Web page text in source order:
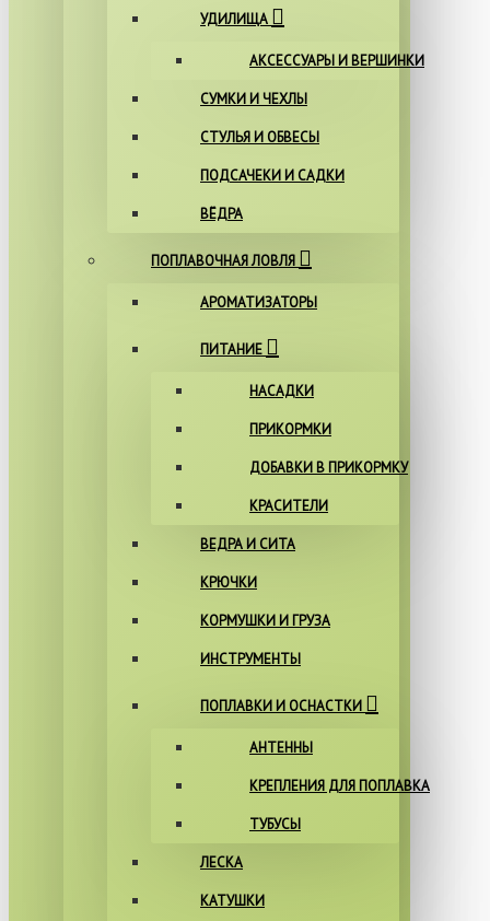
УДИЛИЩА
АКСЕССУАРЫ И ВЕРШИНКИ
СУМКИ И ЧЕХЛЫ
СТУЛЬЯ И ОБВЕСЫ
ПОДСАЧЕКИ И САДКИ
ВЁДРА
ПОПЛАВОЧНАЯ ЛОВЛЯ
АРОМАТИЗАТОРЫ
ПИТАНИЕ
НАСАДКИ
ПРИКОРМКИ
ДОБАВКИ В ПРИКОРМКУ
КРАСИТЕЛИ
ВЕДРА И СИТА
КРЮЧКИ
КОРМУШКИ И ГРУЗА
ИНСТРУМЕНТЫ
ПОПЛАВКИ И ОСНАСТКИ
АНТЕННЫ
КРЕПЛЕНИЯ ДЛЯ ПОПЛАВКА
ТУБУСЫ
ЛЕСКА
КАТУШКИ